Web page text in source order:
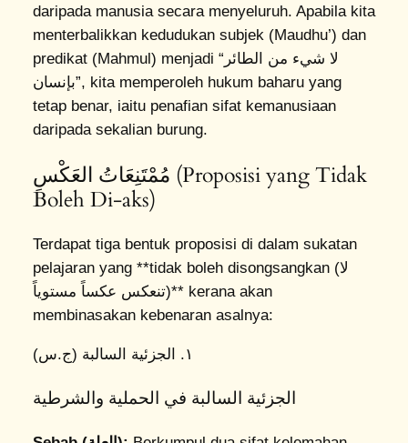
daripada manusia secara menyeluruh. Apabila kita
menterbalikkan kedudukan subjek (Maudhu’) dan
predikat (Mahmul) menjadi “لا شيء من الطائر
بإنسان”, kita memperoleh hukum baharu yang
tetap benar, iaitu penafian sifat kemanusiaan
daripada sekalian burung.
مُمْتَنِعَاتُ العَكْسِ (Proposisi yang Tidak
Boleh Di-aks)
Terdapat tiga bentuk proposisi di dalam sukatan
pelajaran yang **tidak boleh disongsangkan (لا
تنعكس عكساً مستوياً)** kerana akan
membinasakan kebenaran asalnya:
١. الجزئية السالبة (ج.س)
الجزئية السالبة في الحملية والشرطية